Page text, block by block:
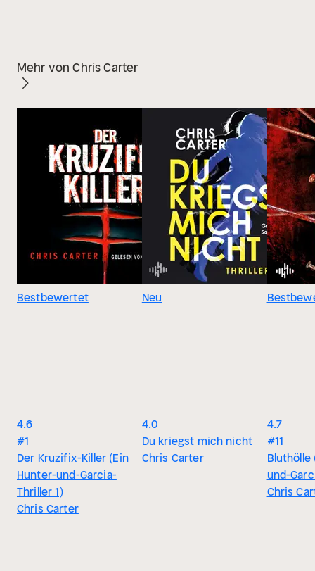
Mehr von Chris Carter
Bestbewertet
4.6
#1
Der Kruzifix-Killer (Ein
Hunter-und-Garcia-
Thriller 1)
Chris Carter
Neu
4.0
Du kriegst mich nicht
Chris Carter
4.7
#11
Bluthölle
und-
Chris